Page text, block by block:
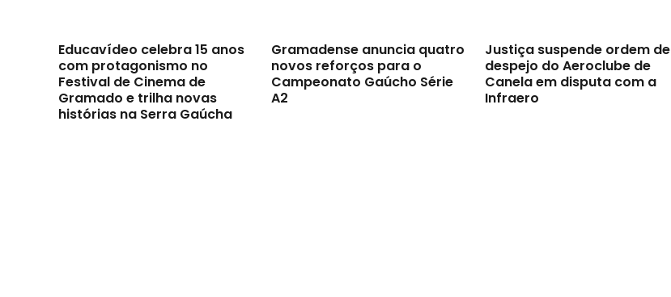
Educavídeo celebra 15 anos
com protagonismo no
Festival de Cinema de
Gramado e trilha novas
histórias na Serra Gaúcha
Gramadense anuncia quatro
novos reforços para o
Campeonato Gaúcho Série
A2
Justiça suspende ordem de
despejo do Aeroclube de
Canela em disputa com a
Infraero